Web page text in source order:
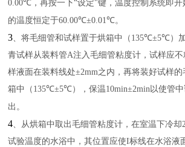
0.00℃ ，再按一下“设定"键，温度控制系统即
的温度恒定于60.00℃±0.01℃。
3、将毛细管和试样置于烘箱中（ 135℃±5℃）
青试样从装料管A注入毛细管粘度计，试样应
样液面在装料线处±2mm之内，再将装好试样
箱中（ 135℃±5℃），保温10min±2min以使管
出。
4、从烘箱中取出毛细管粘度计，在室温下冷却
试验温度的水浴中，其位置应使I标线在水浴液